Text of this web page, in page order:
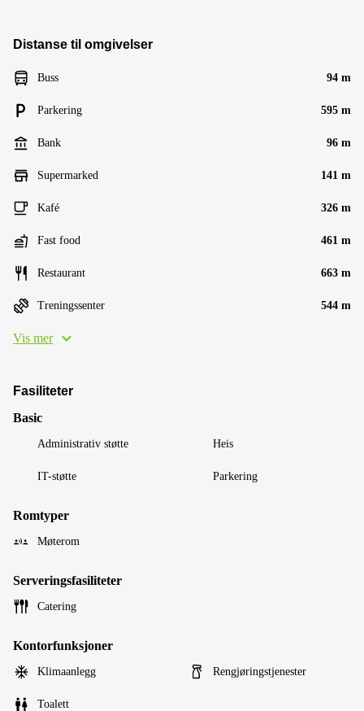
Distanse til omgivelser
Buss 94 m
Parkering 595 m
Bank 96 m
Supermarked 141 m
Kafé 326 m
Fast food 461 m
Restaurant 663 m
Treningssenter 544 m
Vis mer
Fasiliteter
Basic
Administrativ støtte Heis
IT-støtte Parkering
Romtyper
Møterom
Serveringsfasiliteter
Catering
Kontorfunksjoner
Klimaanlegg Rengjøringstjenester
Toalett